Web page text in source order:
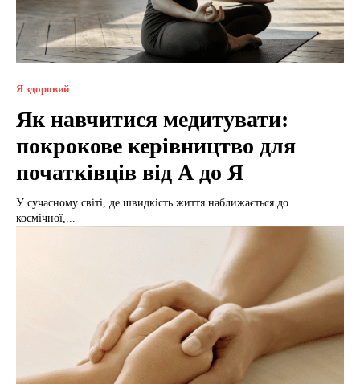
Я здоровий
Як навчитися медитувати:
покрокове керівництво для
початківців від А до Я
У сучасному світі, де швидкість життя наближається до
космічної,...